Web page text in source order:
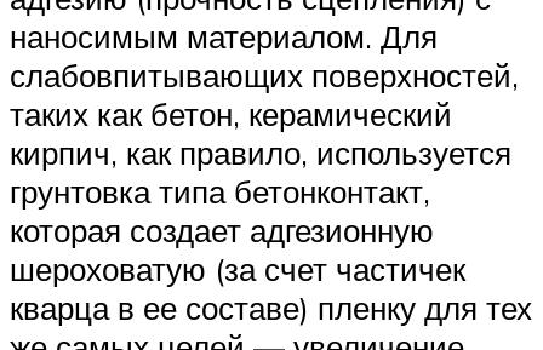
наносимым материалом. Для
слабовпитывающих поверхностей,
таких как бетон, керамический
кирпич, как правило, используется
грунтовка типа бетонконтакт,
которая создает адгезионную
шероховатую (за счет частичек
кварца в ее составе) пленку для тех